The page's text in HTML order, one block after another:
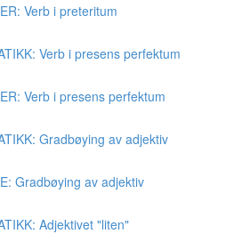
Verb i preteritum
Verb i presens perfektum
Verb i presens perfektum
Gradbøying av adjektiv
Gradbøying av adjektiv
Adjektivet "liten"